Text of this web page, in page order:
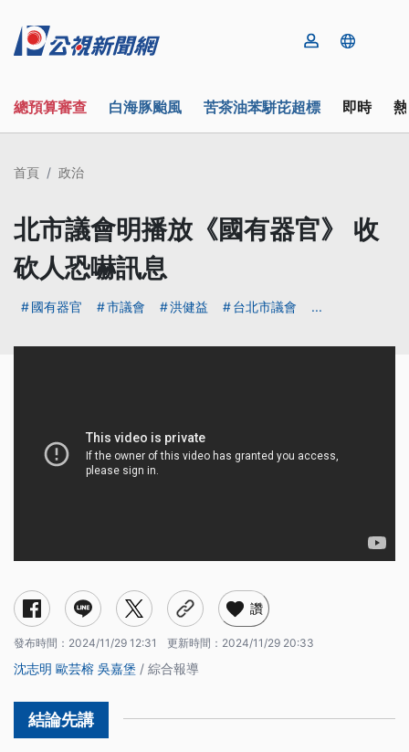
總預算審查 白海豚颱風 苦茶油苯駢芘超標 即時
首頁 政治
北市議會明播放《國有器官》 收
砍人恐嚇訊息
國有器官 市議會 洪健益 台北市議會 ...
讚
發布時間： 2024/11/29 12:31 更新時間： 2024/11/29 20:33
沈志明 歐芸榕 吳嘉堡 / 綜合報導